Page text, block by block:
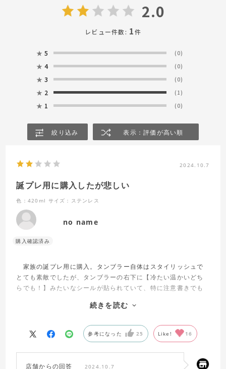
2.0
レビュー件数: 1件
★ 5 (0)
★ 4 (0)
★ 3 (0)
★ 2 (1)
★ 1 (0)
絞り込み 表示：評価が高い順
2024.10.7
誕プレ用に購入したが悲しい
色：420ml サイズ：ステンレス
no name
家族の誕プレ用に購入。タンブラー自体はスタイリッシュで
とても素敵でしたが、タンブラーの右下に【冷たい温かいどち
らでも！】みたいなシールが貼られていて、特に注意書きでも
ん。とても目立ちます。シールがそのままでもダサいし、剥が
仕方ないのですが、商品に直接付けるのは改善した方が良い
と思います。
続きを読む
参考になった 25 Like! 16
店舗からの回答 2024.10.7